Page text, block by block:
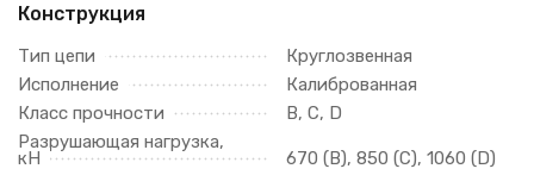
Конструкция
Тип цепи
Круглозвенная
Исполнение
Калиброванная
Класс прочности
B, C, D
Разрушающая нагрузка,
кН
670 (В), 850 (С), 1060 (D)